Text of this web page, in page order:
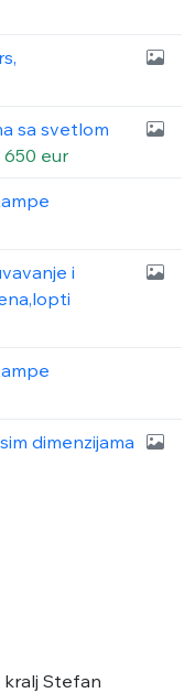
sa svetlom
650 eur
i
dimenzijama
kralj Stefan